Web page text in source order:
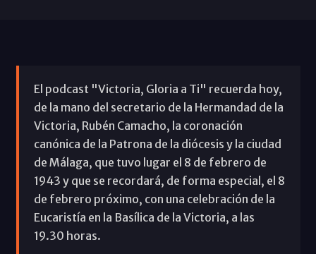
El podcast "Victoria, Gloria a Ti" recuerda hoy,
de la mano del secretario de la Hermandad de la
Victoria, Rubén Camacho, la coronación
canónica de la Patrona de la diócesis y la ciudad
de Málaga, que tuvo lugar el 8 de febrero de
1943 y que se recordará, de forma especial, el 8
de febrero próximo, con una celebración de la
Eucaristía en la Basílica de la Victoria, a las
19.30 horas.